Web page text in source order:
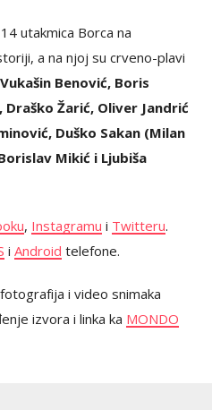
utakmica Borca na
a na njoj su crveno-plavi
Benović, Boris
Draško Žarić, Oliver Jandrić
Duško Sakan (Milan
Mikić i Ljubiša
, Instagramu i Twitteru.
i Android telefone.
i video snimaka
izvora i linka ka MONDO